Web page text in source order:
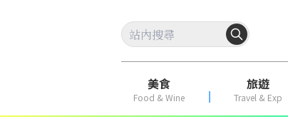
美食
Food & Wine
旅遊
Travel & Exp